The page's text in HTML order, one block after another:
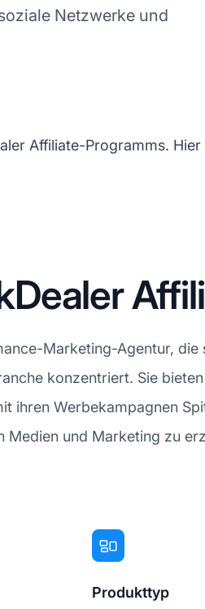
Netzwerke und
Affiliate-Programms.
Marketing-Agentur,
konzentriert. Sie
ihren Werbekampagnen
Medien und Marketing zu
Produkttyp